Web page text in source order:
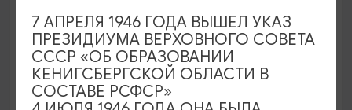
Рыцарский зал
01.01.2025 - 31.12.2026, 10.00-18.00 ежедневно
Калининград, Музей «Фридландские ворота»
7 АПРЕЛЯ 1946 ГОДА ВЫШЕЛ УКАЗ
ПРЕЗИДИУМА ВЕРХОВНОГО СОВЕТА
СССР «ОБ ОБРАЗОВАНИИ
КЕНИГСБЕРГСКОЙ ОБЛАСТИ В
СОСТАВЕ РСФСР»